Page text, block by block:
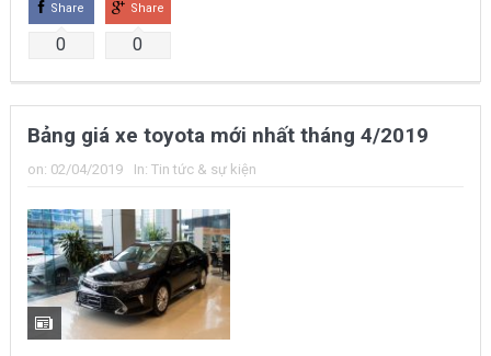
Share
0
Share
0
Bảng giá xe toyota mới nhất tháng 4/2019
on: 02/04/2019 In: Tin tức & sự kiện